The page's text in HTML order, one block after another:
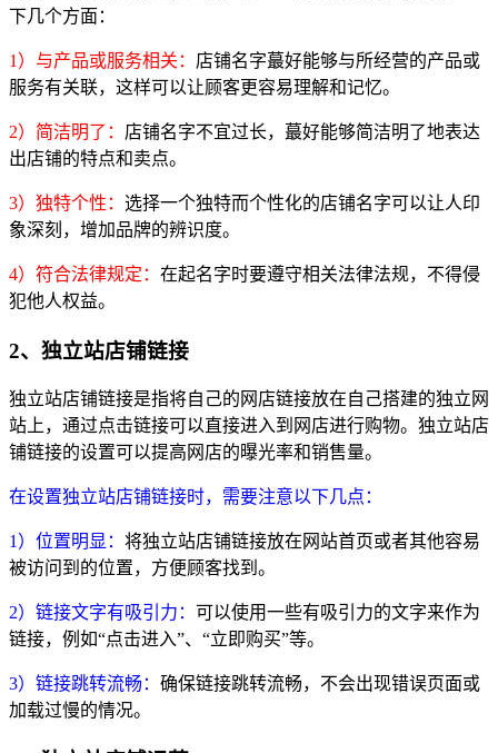
下几个方面：
1）与产品或服务相关： 店铺名字蕞好能够与所经营的产品或
服务有关联，这样可以让顾客更容易理解和记忆。
2）简洁明了： 店铺名字不宜过长，蕞好能够简洁明了地表达
出店铺的特点和卖点。
3）独特个性： 选择一个独特而个性化的店铺名字可以让人印
象深刻，增加品牌的辨识度。
4）符合法律规定： 在起名字时要遵守相关法律法规，不得侵
犯他人权益。
2、独立站店铺链接
独立站店铺链接是指将自己的网店链接放在自己搭建的独立网
站上，通过点击链接可以直接进入到网店进行购物。独立站店
铺链接的设置可以提高网店的曝光率和销售量。
在设置独立站店铺链接时，需要注意以下几点：
1）位置明显： 将独立站店铺链接放在网站首页或者其他容易
被访问到的位置，方便顾客找到。
2）链接文字有吸引力： 可以使用一些有吸引力的文字来作为
链接，例如“点击进入”、“立即购买”等。
3）链接跳转流畅： 确保链接跳转流畅，不会出现错误页面或
加载过慢的情况。